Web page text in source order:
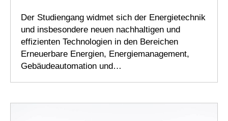
Der Studiengang widmet sich der Energietechnik
und insbesondere neuen nachhaltigen und
effizienten Technologien in den Bereichen
Erneuerbare Energien, Energiemanagement,
Gebäudeautomation und…